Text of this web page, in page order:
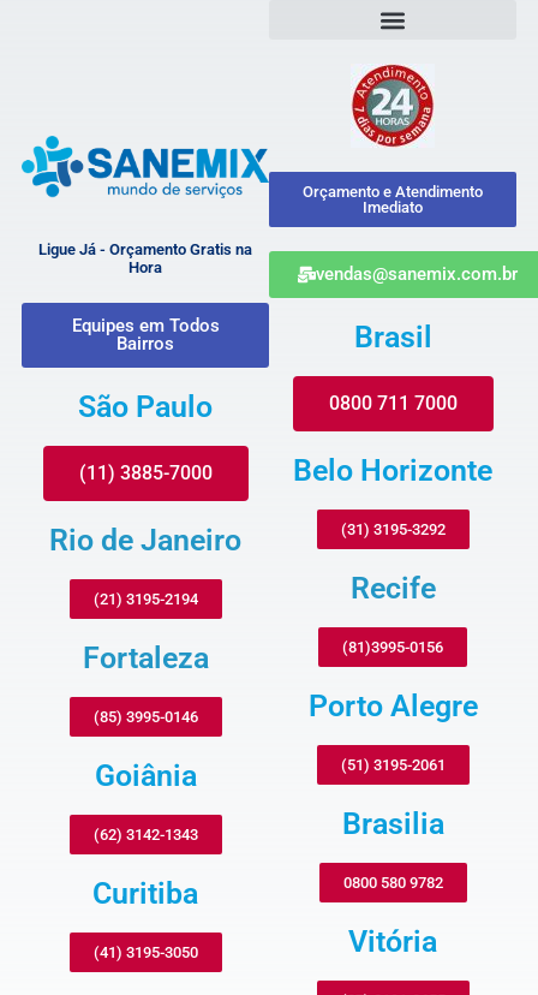
Ligue Já - Orçamento Gratis na
Hora
Equipes em Todos
Bairros
São Paulo
(11) 3885-7000
Rio de Janeiro
(21) 3195-2194
Fortaleza
(85) 3995-0146
Goiânia
(62) 3142-1343
Curitiba
(41) 3195-3050
Orçamento e Atendimento
Imediato
vendas@sanemix.com.br
Brasil
0800 711 7000
Belo Horizonte
(31) 3195-3292
Recife
(81)3995-0156
Porto Alegre
(51) 3195-2061
Brasilia
0800 580 9782
Vitória